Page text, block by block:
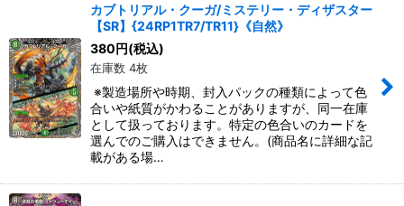
カブトリアル・クーガ/ミステリー・ディザスター
【SR】{24RP1TR7/TR11}《自然》
380円(税込)
在庫数 4枚
※製造場所や時期、封入パックの種類によって色
合いや紙質がかわることがありますが、同一在庫
として扱っております。特定の色合いのカードを
選んでのご購入はできません。(商品名に詳細な記
載がある場…